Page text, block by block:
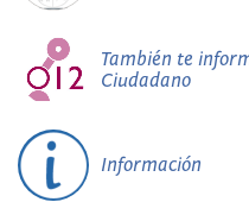
También te
Ciudadano
Información